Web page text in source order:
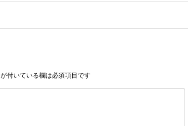
が付いている欄は必須項目です